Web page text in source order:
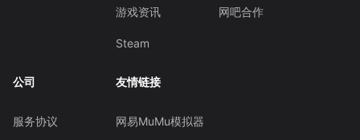
游戏资讯
Steam
网吧合作
公司
服务协议
友情链接
网易MuMu模拟器